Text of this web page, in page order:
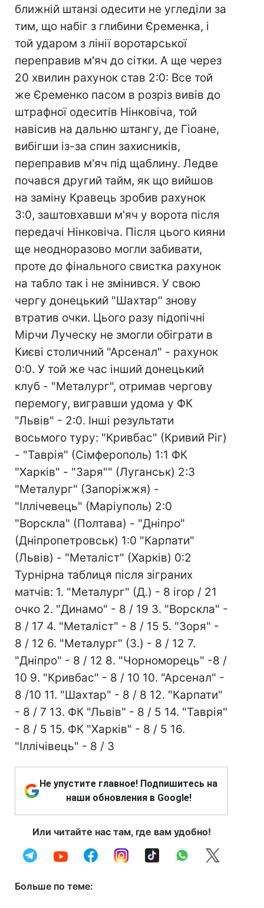
ближній штанзі одесити не угледіли за
тим, що набіг з глибини Єременка, і
той ударом з лінії воротарської
переправив м'яч до сітки. А ще через
20 хвилин рахунок став 2:0: Все той
же Єременко пасом в розріз вивів до
штрафної одеситів Нінковіча, той
навісив на дальню штангу, де Гіоане,
вибігши із-за спин захисників,
переправив м'яч під щаблину. Ледве
почався другий тайм, як що вийшов
на заміну Кравець зробив рахунок
3:0, заштовхавши м'яч у ворота після
передачі Нінковіча. Після цього кияни
ще неодноразово могли забивати,
проте до фінального свистка рахунок
на табло так і не змінився. У свою
чергу донецький "Шахтар" знову
втратив очки. Цього разу підопічні
Мірчи Луческу не змогли обіграти в
Києві столичний "Арсенал" - рахунок
0:0. У той же час інший донецький
клуб - "Металург", отримав чергову
перемогу, вигравши удома у ФК
"Львів" - 2:0. Інші результати
восьмого туру: "Кривбас" (Кривий Ріг)
- "Таврія" (Сімферополь) 1:1 ФК
"Харків" - "Заря"" (Луганськ) 2:3
"Металург" (Запоріжжя) -
"Іллічевець" (Маріуполь) 2:0
"Ворскла" (Полтава) - "Дніпро"
(Дніпропетровськ) 1:0 "Карпати"
(Львів) - "Металіст" (Харків) 0:2
Турнірна таблиця після зіграних
матчів: 1. "Металург" (Д.) - 8 ігор / 21
очко 2. "Динамо" - 8 / 19 3. "Ворскла" -
8 / 17 4. "Металіст" - 8 / 15 5. "Зоря" -
8 / 12 6. "Металург" (З.) - 8 / 12 7.
"Дніпро" - 8 / 12 8. "Чорноморець" -8 /
10 9. "Кривбас" - 8 / 10 10. "Арсенал" -
8 /10 11. "Шахтар" - 8 / 8 12. "Карпати"
- 8 / 7 13. ФК "Львів" - 8 / 5 14. "Таврія"
- 8 / 5 15. ФК "Харків" - 8 / 5 16.
"Іллічівець" - 8 / 3
Не упустите главное! Подпишитесь на
наши обновления в Google!
Или читайте нас там, где вам удобно!
Больше по теме: